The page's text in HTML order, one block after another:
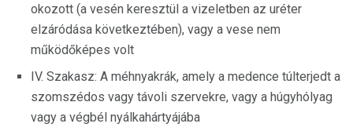
okozott (a vesén keresztül a vizeletben az uréter
elzáródása következtében), vagy a vese nem
működőképes volt
IV. Szakasz: A méhnyakrák, amely a medence túlterjedt a
szomszédos vagy távoli szervekre, vagy a húgyhólyag
vagy a végbél nyálkahártyájába